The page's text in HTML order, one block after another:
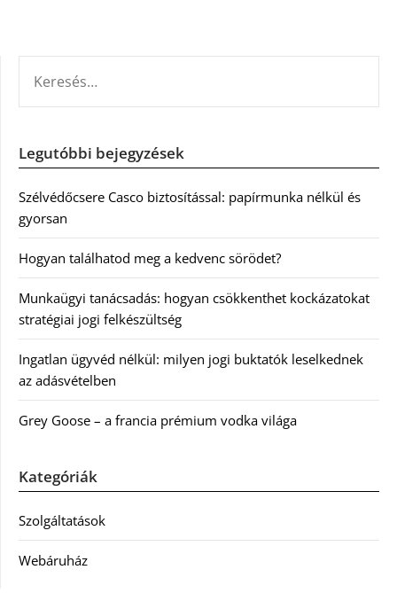
Legutóbbi bejegyzések
Szélvédőcsere Casco biztosítással: papírmunka nélkül és
gyorsan
Hogyan találhatod meg a kedvenc sörödet?
Munkaügyi tanácsadás: hogyan csökkenthet kockázatokat
stratégiai jogi felkészültség
Ingatlan ügyvéd nélkül: milyen jogi buktatók leselkednek
az adásvételben
Grey Goose – a francia prémium vodka világa
Kategóriák
Szolgáltatások
Webáruház